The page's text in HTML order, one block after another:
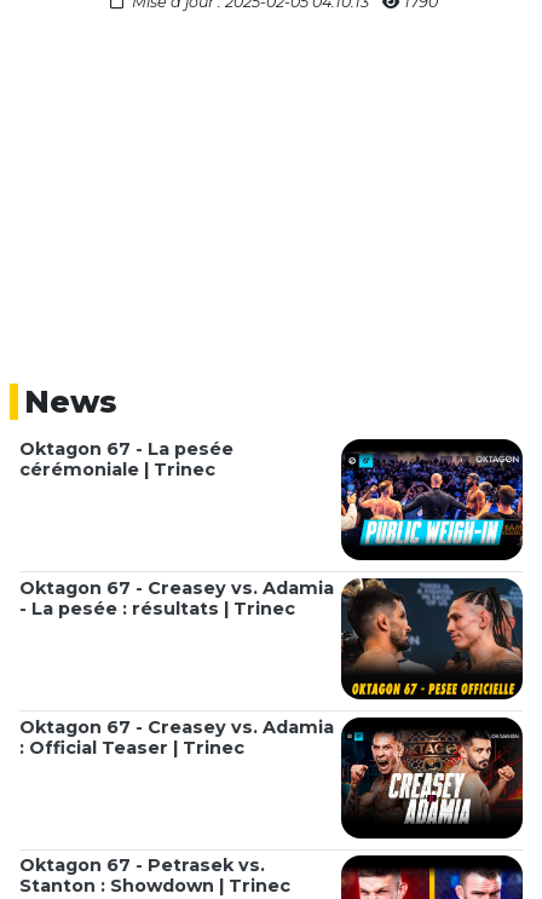
News
Oktagon 67 - La pesée
cérémoniale | Trinec
Oktagon 67 - Creasey vs. Adamia
- La pesée : résultats | Trinec
Oktagon 67 - Creasey vs. Adamia
: Official Teaser | Trinec
Oktagon 67 - Petrasek vs.
Stanton : Showdown | Trinec